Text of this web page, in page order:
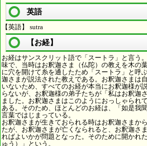
英語
【英語】 sutra
【お経】
お経はサンスクリット語で「スートラ」と言う
味で、当時はお釈迦さま（仏陀）の教えを木の
に穴を開けて糸を通したため「スートラ」と呼
迦さまが説法された教えである。お釈迦さまは
いないため、すべてのお経が本当にお釈迦様が
らないが、お釈迦様の弟子たちが「私はお釈迦
ました。お釈迦さまはこのようにおっしゃられ
ある。そのため、ほとんどのお経は、「如是我
言葉ではじまっている。
お釈迦さまが生きておられる時はお釈迦さまか
たが、お釈迦さまが亡くなられると、お釈迦さ
ればよいかが問題となった。そのために開かれ
ゅう）」という。